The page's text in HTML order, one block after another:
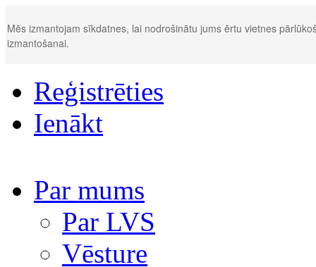
Mēs izmantojam sīkdatnes, lai nodrošinātu jums ērtu vietnes
izmantošanai.
Reģistrēties
Ienākt
Par mums
Par LVS
Vēsture